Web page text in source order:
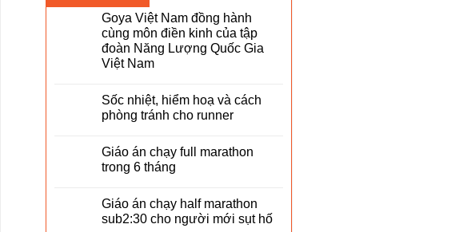
2,099,000₫.
Goya Việt Nam đồng hành
cùng môn điền kinh của tập
đoàn Năng Lượng Quốc Gia
Việt Nam
Sốc nhiệt, hiểm hoạ và cách
phòng tránh cho runner
Giáo án chạy full marathon
trong 6 tháng
Giáo án chạy half marathon
sub2:30 cho người mới sụt hố